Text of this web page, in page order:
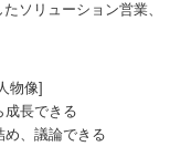
ソリューション営業、
物像]
成長できる
め、議論できる